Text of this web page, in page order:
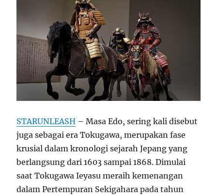
STARUNLEASH – Masa Edo, sering kali disebut
juga sebagai era Tokugawa, merupakan fase
krusial dalam kronologi sejarah Jepang yang
berlangsung dari 1603 sampai 1868. Dimulai
saat Tokugawa Ieyasu meraih kemenangan
dalam Pertempuran Sekigahara pada tahun